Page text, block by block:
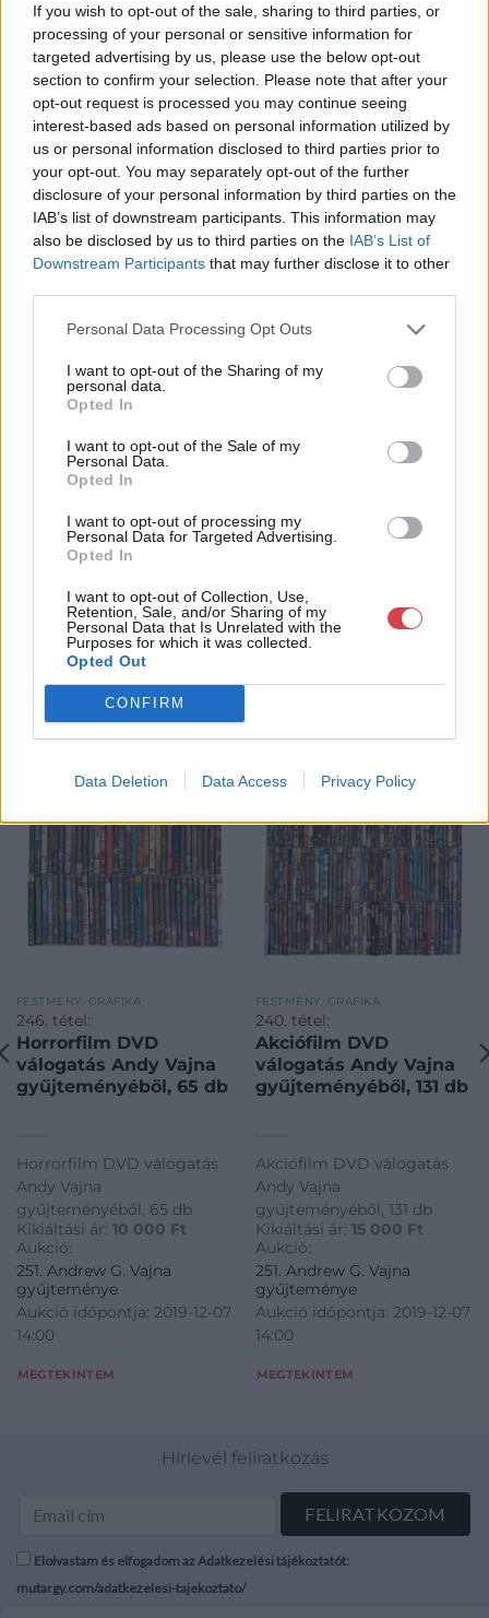
If you wish to opt-out of the sale, sharing to third parties, or
processing of your personal or sensitive information for
targeted advertising by us, please use the below opt-out
section to confirm your selection. Please note that after your
opt-out request is processed you may continue seeing
interest-based ads based on personal information utilized by
us or personal information disclosed to third parties prior to
your opt-out. You may separately opt-out of the further
disclosure of your personal information by third parties on the
IAB’s list of downstream participants. This information may
also be disclosed by us to third parties on the IAB’s List of
Downstream Participants that may further disclose it to other
Personal Data Processing Opt Outs
I want to opt-out of the Sharing of my
personal data.
Opted In
I want to opt-out of the Sale of my
Personal Data.
Opted In
I want to opt-out of processing my
Personal Data for Targeted Advertising.
Opted In
I want to opt-out of Collection, Use,
Retention, Sale, and/or Sharing of my
Personal Data that Is Unrelated with the
Purposes for which it was collected.
Opted Out
CONFIRM
Data Deletion Data Access Privacy Policy
Tételszám: 851
Eladó adatai
Eladó:Nagyházi Galéria és
Aukciósház
Cím: Müller Márta
Nagyházi Galéria és Aukciósház
Kft.
1055 Budapest, Balaton utca 8.
Weboldal:
http://www.nagyhazi.hu
Bemutatkozás: Magas színvonalú festmények és műtárgyak,
néprajzi tárgyak értékesítése és aukcionálása. Hagyatékok és
gyűjtemények árverezése. Ingyenes értékbecslés. Árveréseinkre
a tárgyfelvétel folyamatos.
GALÉRIA TOVÁBBI MŰTÁRGYAI
KAPCSOLÓDÓ MŰTÁRGYAK
FESTMÉNY, GRAFIKA
246. tétel:
Horrorfilm DVD
válogatás Andy Vajna
gyűjteményéből, 65 db
Horrorfilm DVD válogatás
Andy Vajna
gyűjteményéből, 65 db
Kikiáltási ár: 10 000 Ft
Aukció:
251. Andrew G. Vajna
gyűjteménye
Aukció időpontja: 2019-12-07
14:00
MEGTEKINTEM
FESTMÉNY, GRAFIKA
240. tétel:
Akciófilm DVD
válogatás Andy Vajna
gyűjteményéből, 131 db
Akciófilm DVD válogatás
Andy Vajna
gyűjteményéből, 131 db
Kikiáltási ár: 15 000 Ft
Aukció:
251. Andrew G. Vajna
gyűjteménye
Aukció időpontja: 2019-12-07
14:00
MEGTEKINTEM
Hírlevél feliratkozás
Elolvastam és elfogadom az Adatkezelési tájékoztatót:
mutargy.com/adatkezelesi-tajekoztato/